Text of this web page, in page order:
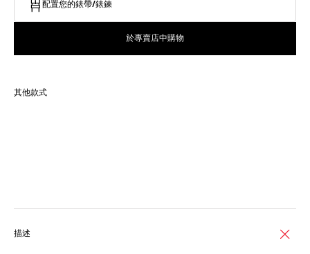
配置您的錶帶/錶鍊
於專賣店中購物
其他款式
描述